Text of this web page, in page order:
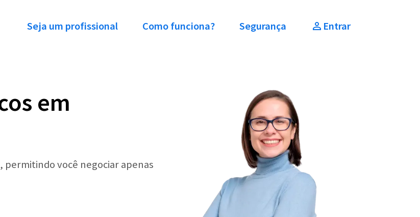
Seja um profissional Como funciona? Segurança Entrar
em
permitindo você negociar apenas